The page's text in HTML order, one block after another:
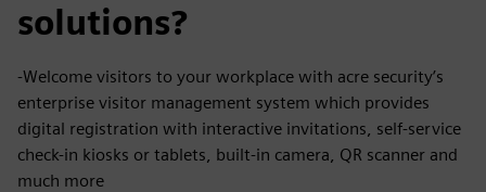
solutions?
-Welcome visitors to your workplace with acre security’s
enterprise visitor management system which provides
digital registration with interactive invitations, self-service
check-in kiosks or tablets, built-in camera, QR scanner and
much more